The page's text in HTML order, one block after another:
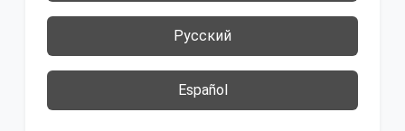
Русский
Español